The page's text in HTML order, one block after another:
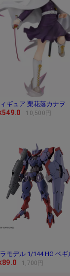
549.0 10,500円
89.0 1,700円